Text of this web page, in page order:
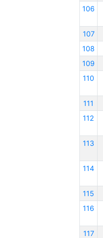
106
107
108
109
110
111
112
113
114
115
116
117